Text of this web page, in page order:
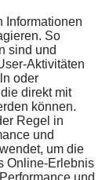
Informationen
So
sind und
Aktivitäten
oder
direkt mit
können.
Regel in
und
um die
Online-Erlebnis
und